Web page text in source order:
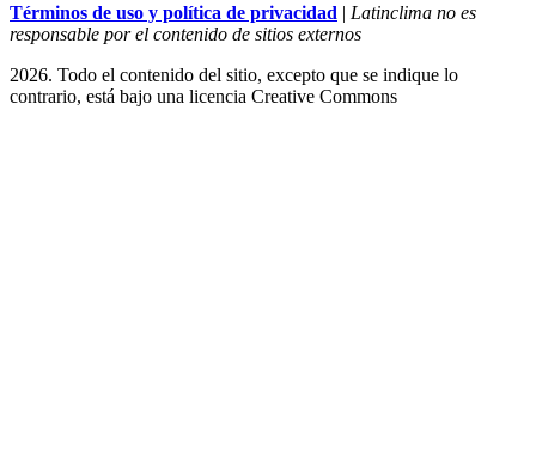
Términos de uso y política de privacidad | Latinclima no es
responsable por el contenido de sitios externos
2026. Todo el contenido del sitio, excepto que se indique lo
contrario, está bajo una licencia Creative Commons